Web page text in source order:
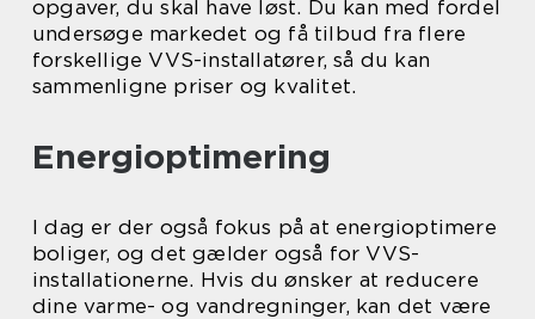
opgaver, du skal have løst. Du kan med fordel
undersøge markedet og få tilbud fra flere
forskellige VVS-installatører, så du kan
sammenligne priser og kvalitet.
Energioptimering
I dag er der også fokus på at energioptimere
boliger, og det gælder også for VVS-
installationerne. Hvis du ønsker at reducere
dine varme- og vandregninger, kan det være